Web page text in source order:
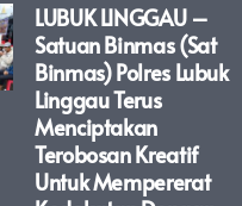
LUBUK LINGGAU –
Satuan Binmas (Sat
Binmas) Polres Lubuk
Linggau Terus
Menciptakan
Terobosan Kreatif
Untuk Mempererat